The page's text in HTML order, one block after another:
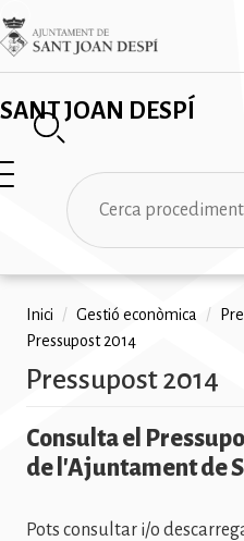
Vés
al
contingut
SANT JOAN DESPÍ
Imatge
✕
Cerca
Fil
d'ariadna
Inici / Gestió econòmica /
Pressupost 2014
Pressupost 2014
Consulta el
de l'Ajuntament de
Pots consultar i/o